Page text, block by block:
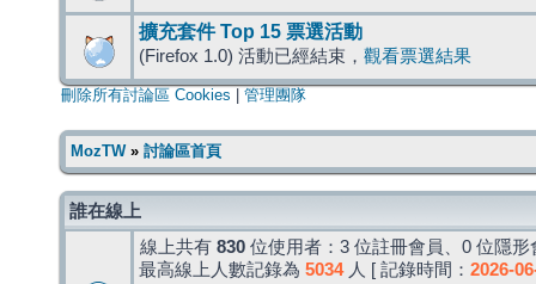
擴充套件 Top 15 票選活動
(Firefox 1.0) 活動已經結束， 觀看票選結果
刪除所有討論區 Cookies 管理團隊
MozTW» 討論區首頁
誰在線上
線上共有 830 位使用者：3 位註冊會員、0 位隱
最高線上人數記錄為 5034人 [ 記錄時間： 2026-